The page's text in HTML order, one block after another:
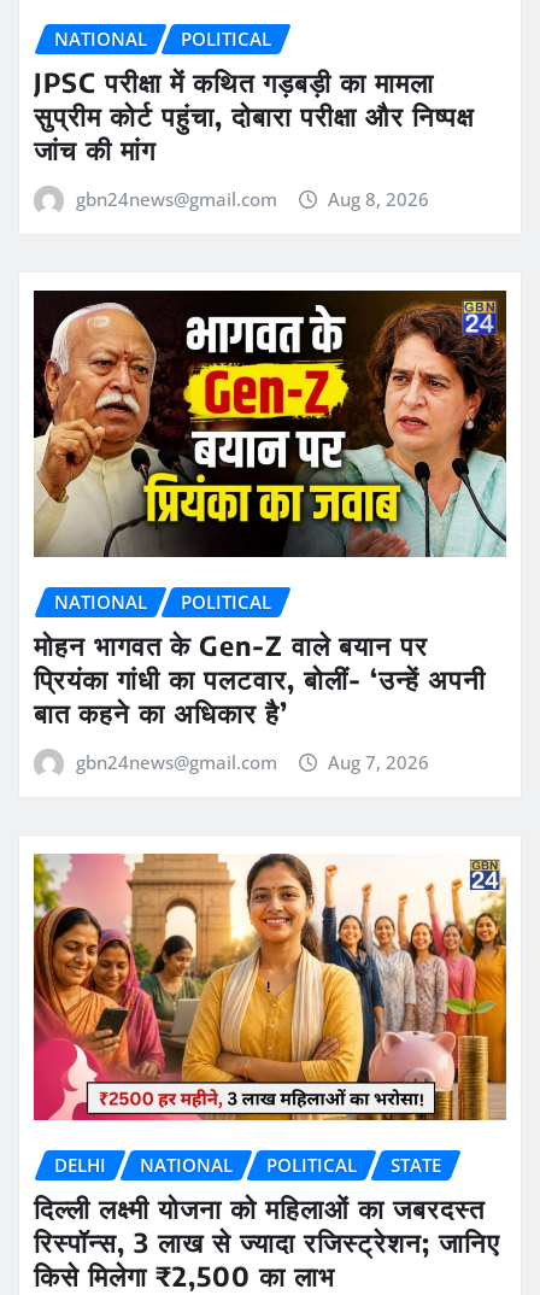
NATIONAL POLITICAL
JPSC परीक्षा में कथित गड़बड़ी का मामला
सुप्रीम कोर्ट पहुंचा, दोबारा परीक्षा और निष्पक्ष
जांच की मांग
gbn24news@gmail.com Aug 8, 2026
NATIONAL POLITICAL
मोहन भागवत के Gen-Z वाले बयान पर
प्रियंका गांधी का पलटवार, बोलीं- ‘उन्हें अपनी
बात कहने का अधिकार है’
gbn24news@gmail.com Aug 7, 2026
DELHI NATIONAL POLITICAL STATE
दिल्ली लक्ष्मी योजना को महिलाओं का जबरदस्त
रिस्पॉन्स, 3 लाख से ज्यादा रजिस्ट्रेशन; जानिए
किसे मिलेगा ₹2,500 का लाभ